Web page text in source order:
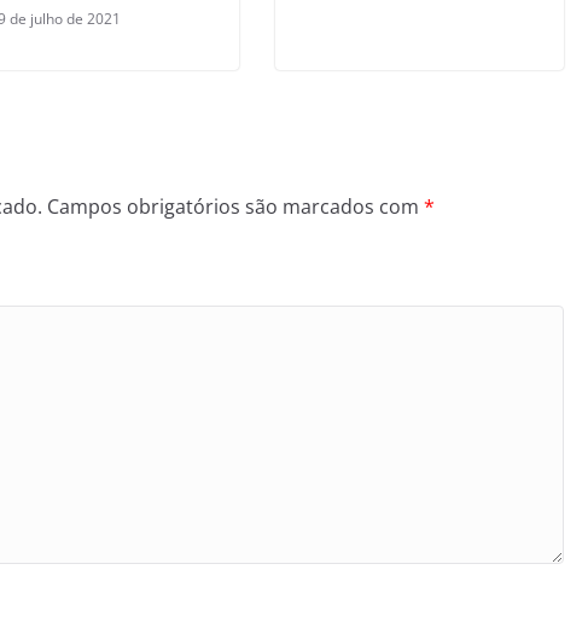
de julho de 2021
Campos obrigatórios são marcados com *